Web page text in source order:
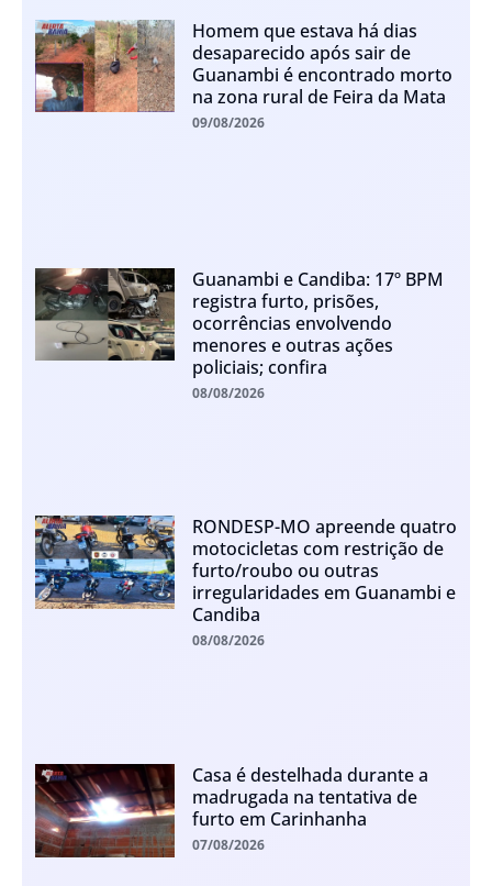
Homem que estava há dias
desaparecido após sair de
Guanambi é encontrado morto
na zona rural de Feira da Mata
09/08/2026
Guanambi e Candiba: 17º BPM
registra furto, prisões,
ocorrências envolvendo
menores e outras ações
policiais; confira
08/08/2026
RONDESP-MO apreende quatro
motocicletas com restrição de
furto/roubo ou outras
irregularidades em Guanambi e
Candiba
08/08/2026
Casa é destelhada durante a
madrugada na tentativa de
furto em Carinhanha
07/08/2026